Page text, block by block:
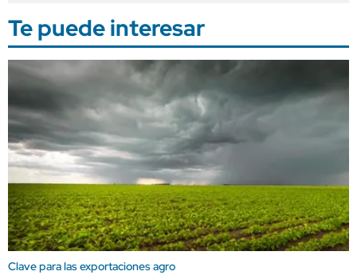
Te puede interesar
Clave para las exportaciones agro